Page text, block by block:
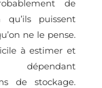
de
puissent
ne le pense.
à estimer et
dépendant
de stockage.